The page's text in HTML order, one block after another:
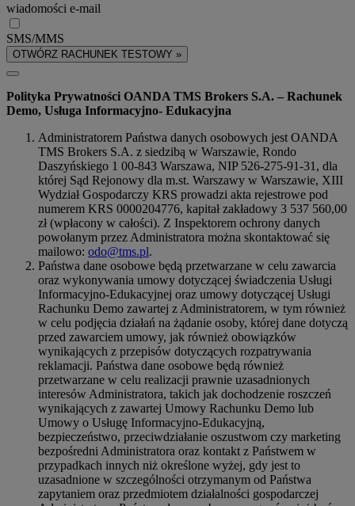
wiadomości e-mail
SMS/MMS
OTWÓRZ RACHUNEK TESTOWY »
Polityka Prywatności OANDA TMS Brokers S.A. – Rachunek
Demo, Usługa Informacyjno- Edukacyjna
Administratorem Państwa danych osobowych jest OANDA
TMS Brokers S.A. z siedzibą w Warszawie, Rondo
Daszyńskiego 1 00-843 Warszawa, NIP 526-275-91-31, dla
której Sąd Rejonowy dla m.st. Warszawy w Warszawie, XIII
Wydział Gospodarczy KRS prowadzi akta rejestrowe pod
numerem KRS 0000204776, kapitał zakładowy 3 537 560,00
zł (wpłacony w całości). Z Inspektorem ochrony danych
powołanym przez Administratora można skontaktować się
mailowo: odo@tms.pl.
Państwa dane osobowe będą przetwarzane w celu zawarcia
oraz wykonywania umowy dotyczącej świadczenia Usługi
Informacyjno-Edukacyjnej oraz umowy dotyczącej Usługi
Rachunku Demo zawartej z Administratorem, w tym również
w celu podjęcia działań na żądanie osoby, której dane dotyczą
przed zawarciem umowy, jak również obowiązków
wynikających z przepisów dotyczących rozpatrywania
reklamacji. Państwa dane osobowe będą również
przetwarzane w celu realizacji prawnie uzasadnionych
interesów Administratora, takich jak dochodzenie roszczeń
wynikających z zawartej Umowy Rachunku Demo lub
Umowy o Usługę Informacyjno-Edukacyjną,
bezpieczeństwo, przeciwdziałanie oszustwom czy marketing
bezpośredni Administratora oraz kontakt z Państwem w
przypadkach innych niż określone wyżej, gdy jest to
uzasadnione w szczególności otrzymanym od Państwa
zapytaniem oraz przedmiotem działalności gospodarczej